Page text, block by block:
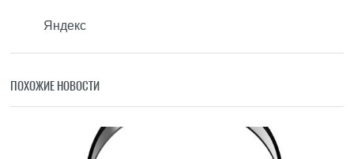
Яндекс
ПОХОЖИЕ НОВОСТИ